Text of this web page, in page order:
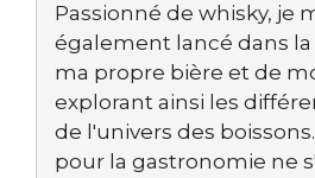
Passionné de whisky, je
également lancé dans
ma propre bière et de
explorant ainsi les
de l'univers des
pour la gastronomie ne